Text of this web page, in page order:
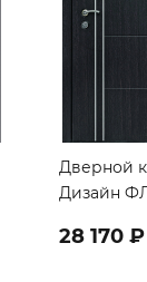
Дверной
Дизайн
28 170 ₽